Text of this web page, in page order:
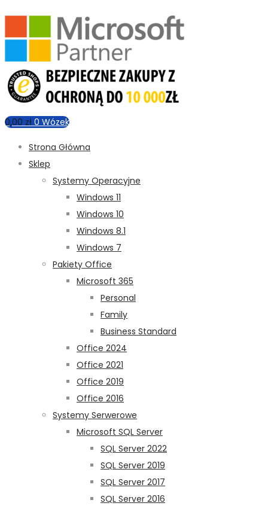
0,00 zł 0 Wózek
Strona Główna
Sklep
Systemy Operacyjne
Windows 11
Windows 10
Windows 8.1
Windows 7
Pakiety Office
Microsoft 365
Personal
Family
Business Standard
Office 2024
Office 2021
Office 2019
Office 2016
Systemy Serwerowe
Microsoft SQL Server
SQL Server 2022
SQL Server 2019
SQL Server 2017
SQL Server 2016